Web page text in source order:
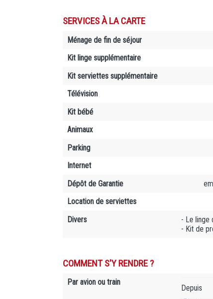
SERVICES À LA CARTE
Ménage de fin de séjour
Kit linge supplémentaire
Kit serviettes supplémentaire
Télévision
Kit bébé
Animaux
Parking
Internet
Dépôt de Garantie
Location de serviettes
Divers
- Le linge
- Kit de
COMMENT S'Y RENDRE ?
Par avion ou train
Depuis